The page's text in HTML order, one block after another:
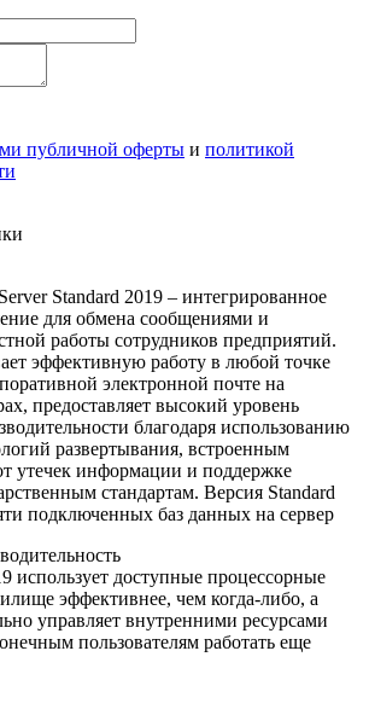
публичной оферты и политикой
Standard 2019 – интегрированное
для обмена сообщениями и
работы сотрудников предприятий.
эффективную работу в любой точке
электронной почте на
предоставляет высокий уровень
благодаря использованию
развертывания, встроенным
утечек информации и поддержке
стандартам. Версия Standard
подключенных баз данных на сервер
использует доступные процессорные
эффективнее, чем когда-либо, а
управляет внутренними ресурсами
пользователям работать еще